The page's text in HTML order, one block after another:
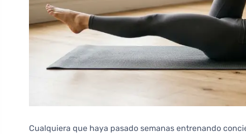
Cualquiera que haya pasado semanas entrenando